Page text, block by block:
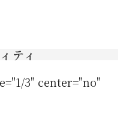
ティ
3" center="no"